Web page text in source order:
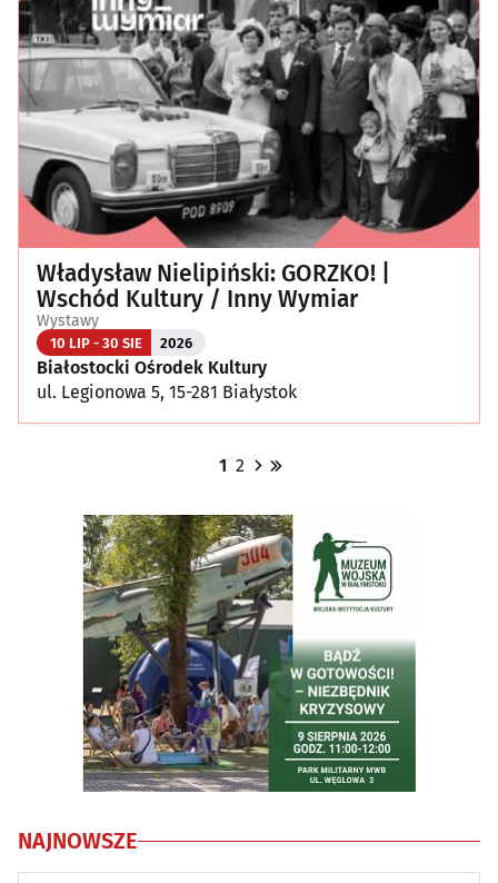
Władysław Nielipiński: GORZKO! |
Wschód Kultury / Inny Wymiar
Wystawy
10 LIP - 30 SIE 2026
Białostocki Ośrodek Kultury
ul. Legionowa 5, 15-281 Białystok
1 2
NAJNOWSZE